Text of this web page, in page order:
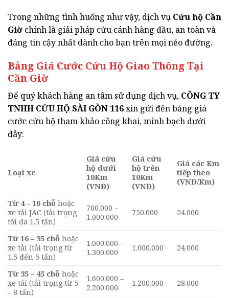
Trong những tình huống như vậy, dịch vụ Cứu hộ Cần
Giờ chính là giải pháp cứu cánh hàng đầu, an toàn và
đáng tin cậy nhất dành cho bạn trên mọi nẻo đường.
Bảng Giá Cước Cứu Hộ Giao Thông Tại
Cần Giờ
Để quý khách hàng an tâm sử dụng dịch vụ, CÔNG TY
TNHH CỨU HỘ SÀI GÒN 116xin gửi đến bảng giá
cước cứu hộ tham khảo công khai, minh bạch dưới
đây:
Loại xe
Giá cứu
hộ dưới
10Km
(VNĐ)
Giá cứu
hộ trên
10Km
(VNĐ)
Giá các Km
tiếp theo
(VNĐ/Km)
Từ 4 – 16 chỗ hoặc
xe tải JAC (tải trọng
tối đa 1.5 tấn)
700.000 –
1.000.000
750.000 24.000
Từ 16 – 35 chỗ hoặc
xe tải (tải trọng từ
1.5 đến 5 tấn)
1.000.000 –
1.300.000
1.000.000 24.000
Từ 35 – 45 chỗ hoặc
xe tải (tải trọng từ 5
– 8 tấn)
1.600.000 –
2.200.000
1.200.000 28.000